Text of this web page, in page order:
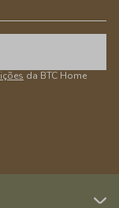
da BTC Home